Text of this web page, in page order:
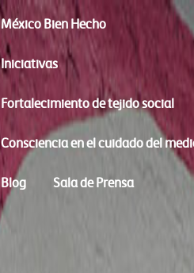
México Bien Hecho
Iniciativas
Fortalecimiento de tejido social
Consciencia en el cuidado del
Blog Sala de Prensa